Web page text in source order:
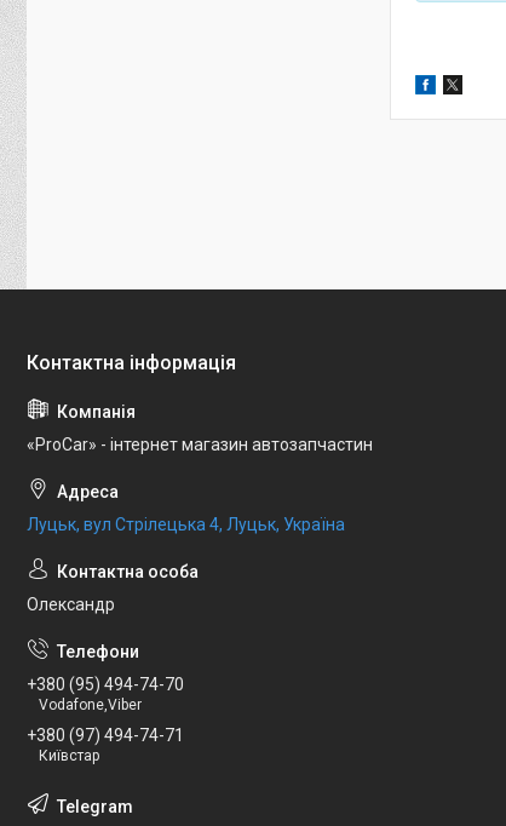
«ProCar» - інтернет магазин автозапчастин
Луцьк, вул Стрілецька 4, Луцьк, Україна
Олександр
+380 (95) 494-74-70
Vodafone,Viber
+380 (97) 494-74-71
Київстар